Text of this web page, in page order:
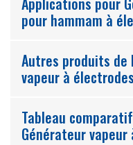
pour hammam à
Autres produits de
vapeur à
Tableau
Générateur vapeur